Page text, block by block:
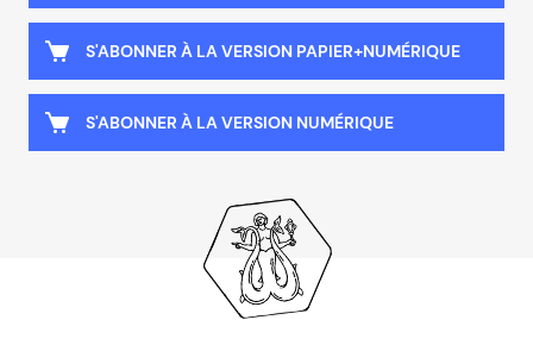
S'ABONNER À LA VERSION PAPIER+NUMÉRIQUE
S'ABONNER À LA VERSION NUMÉRIQUE